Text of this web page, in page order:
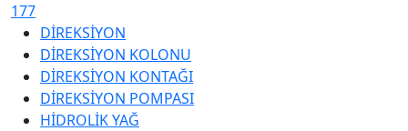
177
DİREKSİYON
DİREKSİYON KOLONU
DİREKSİYON KONTAĞI
DİREKSİYON POMPASI
HİDROLİK YAĞ